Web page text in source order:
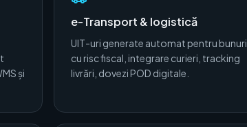
și
e-Transport & logistică
UIT-uri generate automat pentru bunuri
cu risc fiscal, integrare curieri, tracking
livrări, dovezi POD digitale.